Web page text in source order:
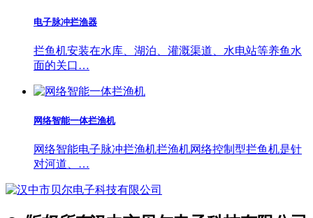
电子脉冲拦渔器
拦鱼机安装在水库、湖泊、灌溉渠道、水电站等养鱼水
面的关口…
网络智能一体拦渔机
网络智能电子脉冲拦渔机拦渔机网络控制型拦鱼机是针
对河道、…